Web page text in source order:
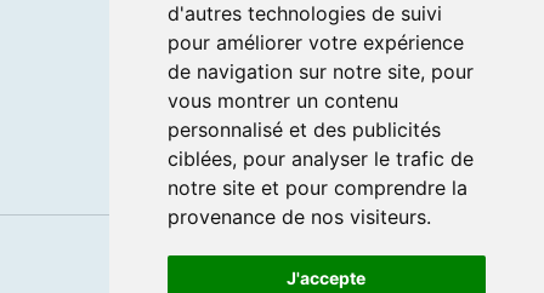
d'autres technologies de suivi
pour améliorer votre expérience
de navigation sur notre site, pour
vous montrer un contenu
personnalisé et des publicités
ciblées, pour analyser le trafic de
notre site et pour comprendre la
provenance de nos visiteurs.
J'accepte
Services
Mentions légales
Données personnelles